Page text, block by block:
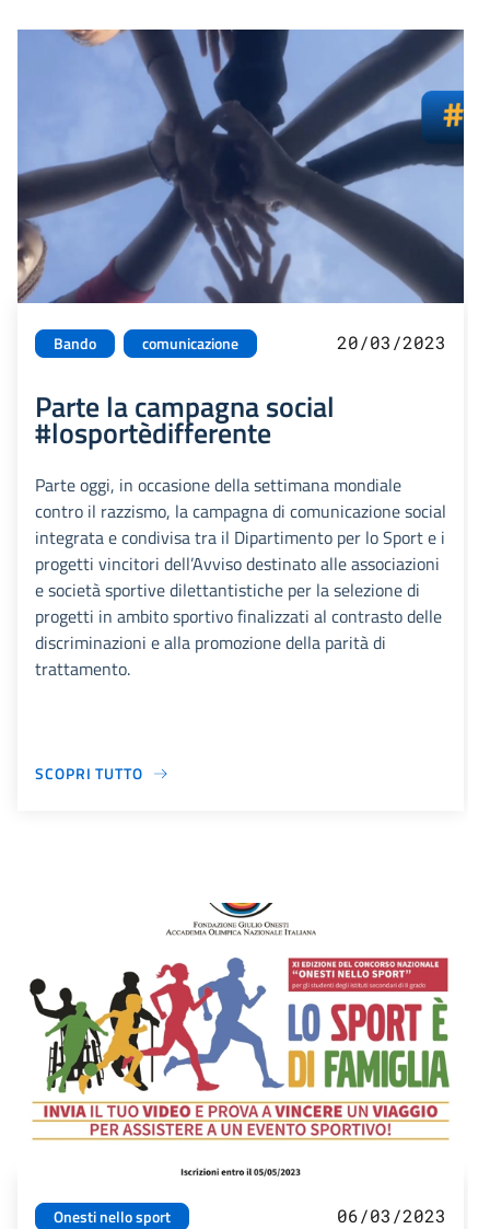
Bando comunicazione 20/03/2023
Parte la campagna social
#losportèdifferente
Parte oggi, in occasione della settimana mondiale
contro il razzismo, la campagna di comunicazione social
integrata e condivisa tra il Dipartimento per lo Sport e i
progetti vincitori dell’Avviso destinato alle associazioni
e società sportive dilettantistiche per la selezione di
progetti in ambito sportivo finalizzati al contrasto delle
discriminazioni e alla promozione della parità di
trattamento.
SCOPRI TUTTO
Onesti nello sport 06/03/2023